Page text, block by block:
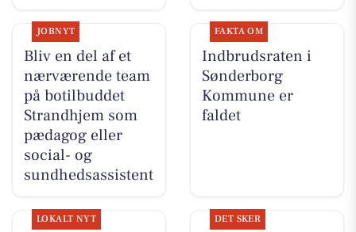
JOBNYT
Bliv en del af et
nærværende team
på botilbuddet
Strandhjem som
pædagog eller
social- og
sundhedsassistent
FAKTA OM
Indbrudsraten i
Sønderborg
Kommune er
faldet
LOKALT NYT DET SKER